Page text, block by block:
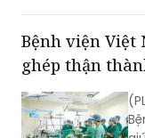
Bệnh viện Việt
ghép thận